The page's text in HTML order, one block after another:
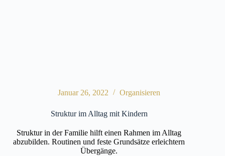
Januar 26, 2022 Organisieren
Struktur im Alltag mit Kindern
Struktur in der Familie hilft einen Rahmen im Alltag
abzubilden. Routinen und feste Grundsätze erleichtern
Übergänge.